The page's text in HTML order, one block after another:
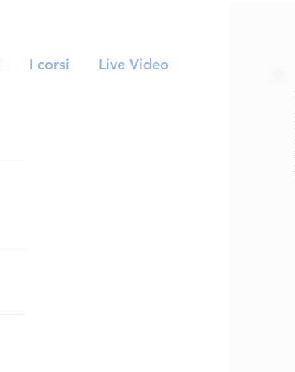
I corsi Live Video